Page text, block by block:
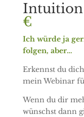
Intuition
€
Ich würde ja
folgen, aber…
Erkennst du
mein Webinar
Wenn du dir
wünschst dann